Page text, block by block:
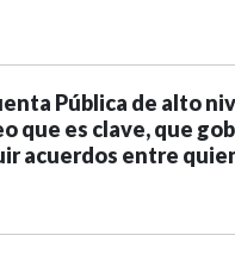
Pública de alto
que es clave, que
acuerdos entre